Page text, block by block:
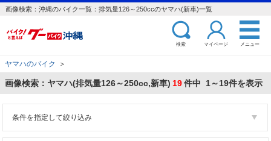
画像検索：沖縄のバイク一覧：排気量126～250ccのヤマハ(新車)一覧
検索 マイページ メニュー
ヤマハのバイク ＞
画像検索：ヤマハ(排気量126～250cc,新車) 19件中 1～19件を表示
条件を指定して絞り込み